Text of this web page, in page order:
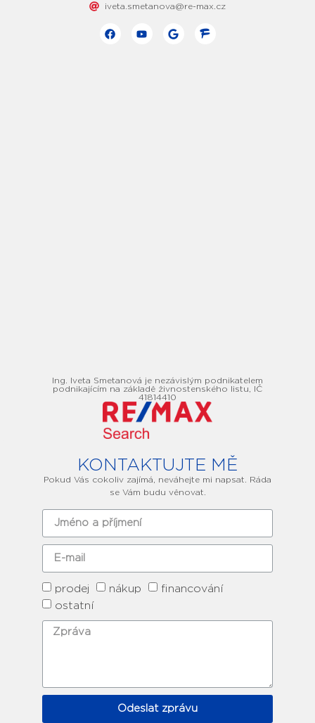
iveta.smetanova@re-max.cz
Ing. Iveta Smetanová je nezávislým podnikatelem
podnikajícím na základě živnostenského listu, IČ
41814410
KONTAKTUJTE MĚ
Pokud Vás cokoliv zajímá, neváhejte mi napsat. Ráda
se Vám budu věnovat.
prodej nákup
financování
ostatní
Odeslat zprávu